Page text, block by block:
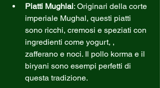
Piatti Mughlai: Originari della corte
imperiale Mughal, questi piatti
sono ricchi, cremosi e speziati con
ingredienti come yogurt, ,
zafferano e noci. Il pollo korma e il
biryani sono esempi perfetti di
questa tradizione.